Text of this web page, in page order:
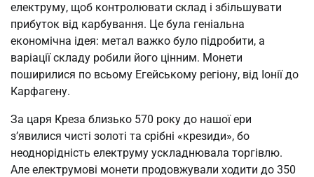
електруму, щоб контролювати склад і збільшувати
прибуток від карбування. Це була геніальна
економічна ідея: метал важко було підробити, а
варіації складу робили його цінним. Монети
поширилися по всьому Егейському регіону, від Іонії до
Карфагену.
За царя Креза близько 570 року до нашої ери
з’явилися чисті золоті та срібні «крезиди», бо
неоднорідність електруму ускладнювала торгівлю.
Але електрумові монети продовжували ходити до 350